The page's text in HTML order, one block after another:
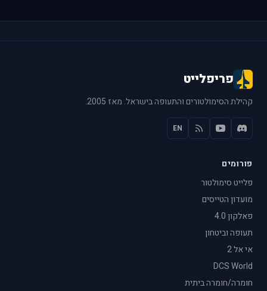
פריפלייט
קהילת הסימולטורים והתעופה בישראל. מאז 2005.
EN
פורומים
פלייט סימולטור
מועדון הטייסים
פאלקון 4.0
תעופה וביטחון
אי אל 2
DCS World
חומרה/חומרה ביתית